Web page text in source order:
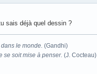
sais déjà quel dessin ?
le monde. (Gandhi)
se soit mise à penser. (J. Cocteau)